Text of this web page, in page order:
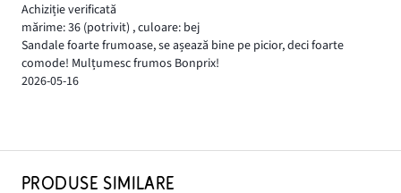
Achiziție verificată
mărime: 36 (potrivit) ,culoare: bej
Sandale foarte frumoase, se așează bine pe picior, deci foarte
comode! Mulțumesc frumos Bonprix!
2026-05-16
PRODUSE SIMILARE